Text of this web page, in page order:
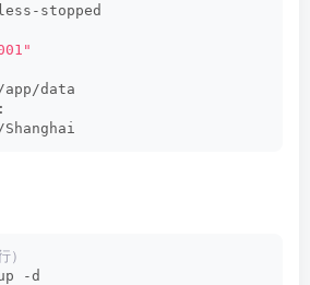
stopped
app/data
Shanghai
）
-d